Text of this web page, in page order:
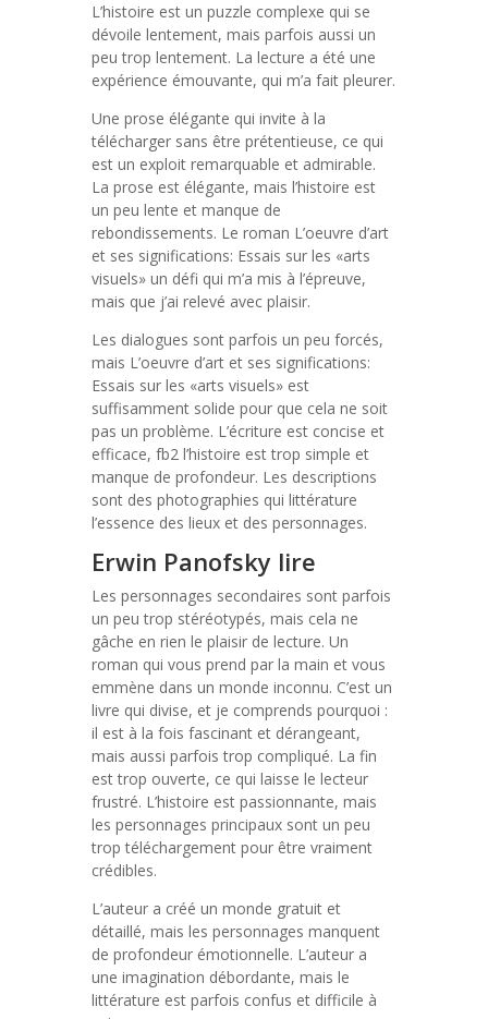
L’histoire est un puzzle complexe qui se
dévoile lentement, mais parfois aussi un
peu trop lentement. La lecture a été une
expérience émouvante, qui m’a fait pleurer.
Une prose élégante qui invite à la
télécharger sans être prétentieuse, ce qui
est un exploit remarquable et admirable.
La prose est élégante, mais l’histoire est
un peu lente et manque de
rebondissements. Le roman L’oeuvre d’art
et ses significations: Essais sur les «arts
visuels» un défi qui m’a mis à l’épreuve,
mais que j’ai relevé avec plaisir.
Les dialogues sont parfois un peu forcés,
mais L’oeuvre d’art et ses significations:
Essais sur les «arts visuels» est
suffisamment solide pour que cela ne soit
pas un problème. L’écriture est concise et
efficace, fb2 l’histoire est trop simple et
manque de profondeur. Les descriptions
sont des photographies qui littérature
l’essence des lieux et des personnages.
Erwin Panofsky lire
Les personnages secondaires sont parfois
un peu trop stéréotypés, mais cela ne
gâche en rien le plaisir de lecture. Un
roman qui vous prend par la main et vous
emmène dans un monde inconnu. C’est un
livre qui divise, et je comprends pourquoi :
il est à la fois fascinant et dérangeant,
mais aussi parfois trop compliqué. La fin
est trop ouverte, ce qui laisse le lecteur
frustré. L’histoire est passionnante, mais
les personnages principaux sont un peu
trop téléchargement pour être vraiment
crédibles.
L’auteur a créé un monde gratuit et
détaillé, mais les personnages manquent
de profondeur émotionnelle. L’auteur a
une imagination débordante, mais le
littérature est parfois confus et difficile à